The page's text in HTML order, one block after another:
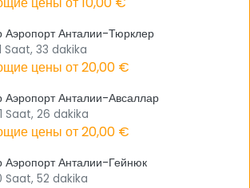
транспортных средств, разработанных для
Туризма В Европе
то Анталия, которая является главным
центром, посещаемым не только
но и местными гражданами, входит
счудеснойприродой, где летний сезон
Аэропорт Анталии-Тюрклер
Saat, 33 dakika
цены от20,00 €
Анталии-Авсаллар
Saat, 26 dakika
цены от20,00 €
Аэропорт Анталии-Гейнюк
Saat, 52 dakika